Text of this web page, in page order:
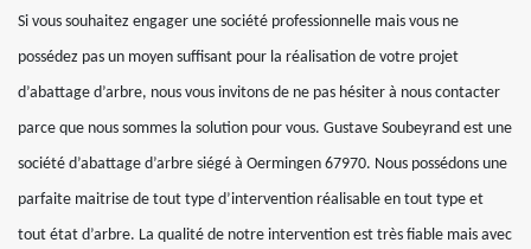
Si vous souhaitez engager une société professionnelle mais vous ne
possédez pas un moyen suffisant pour la réalisation de votre projet
d’abattage d’arbre, nous vous invitons de ne pas hésiter à nous contacter
parce que nous sommes la solution pour vous. Gustave Soubeyrand est une
société d’abattage d’arbre siégé à Oermingen 67970. Nous possédons une
parfaite maitrise de tout type d’intervention réalisable en tout type et
tout état d’arbre. La qualité de notre intervention est très fiable mais avec